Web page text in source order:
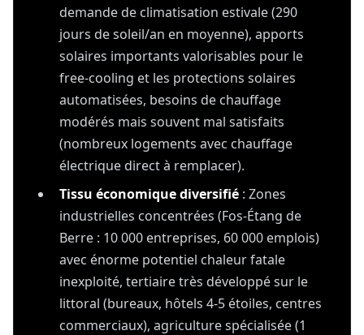
demande de climatisation estivale (290
jours de soleil/an en moyenne), apports
solaires importants valorisables pour le
free-cooling et les protections solaires
automatisées, besoins de chauffage
modérés mais souvent mal satisfaits
(nombreux logements avec chauffage
électrique direct à remplacer).
Tissu économique diversifié : Zones
industrielles concentrées (Fos-Étang de
Berre : 10 000 entreprises, 60 000 emplois)
avec énorme potentiel chaleur fatale
inexploité, tertiaire très développé sur le
littoral (bureaux, hôtels 4-5 étoiles, centres
commerciaux), agriculture spécialisée (1